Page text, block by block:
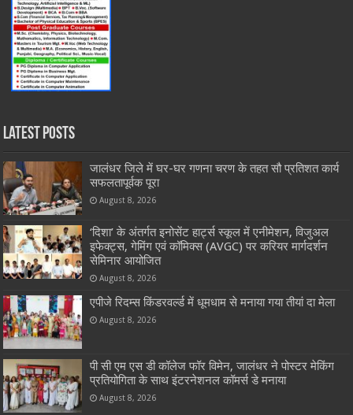
Latest Posts
जालंधर जिले में घर-घर गणना चरण के तहत सौ प्रतिशत कार्य
सफलतापूर्वक पूरा
August 8, 2026
‘दिशा’ के अंतर्गत इनोसेंट हार्ट्स स्कूल में एनीमेशन, विजुअल
इफेक्ट्स, गेमिंग एवं कॉमिक्स (AVGC) पर करियर मार्गदर्शन
सेमिनार आयोजित
August 8, 2026
एपीजे रिदम्स किंडरवर्ल्ड में धूमधाम से मनाया गया तीयां दा मेला
August 8, 2026
पी सी एम एस डी कॉलेज फॉर विमेन, जालंधर ने पोस्टर मेकिंग
प्रतियोगिता के साथ इंटरनेशनल कॉमर्स डे मनाया
August 8, 2026